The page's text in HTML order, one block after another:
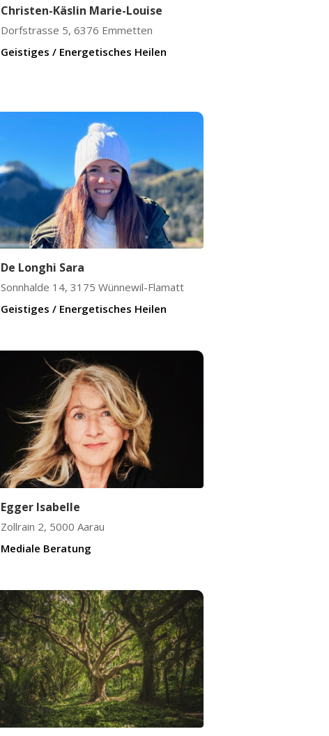
Christen-Käslin Marie-Louise
Dorfstrasse 5,6376 Emmetten
Geistiges / Energetisches Heilen
De Longhi Sara
Sonnhalde 14,3175 Wünnewil-Flamatt
Geistiges / Energetisches Heilen
Egger Isabelle
Zollrain 2, 5000 Aarau
Mediale Beratung